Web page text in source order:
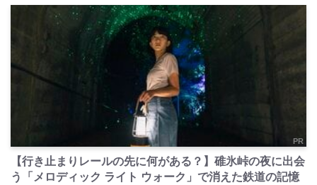
PR
【行き止まりレールの先に何がある？】碓氷峠の夜に出会
う「メロディック ライト ウォーク」で消えた鉄道の記憶